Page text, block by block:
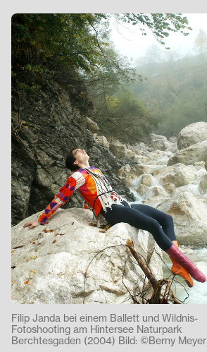
Filip Janda bei einem Ballett und Wildnis-
Fotoshooting am Hintersee Naturpark
Berchtesgaden (2004) Bild: ©Berny Meyer